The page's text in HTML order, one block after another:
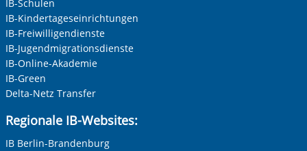
Nachname, Vorname*
IB-Schulen
IB-Kindertageseinrichtungen
IB-Freiwilligendienste
IB-Jugendmigrationsdienste
IB-Online-Akademie
IB-Green
Delta-Netz Transfer
Regionale IB-Websites:
IB Berlin-Brandenburg